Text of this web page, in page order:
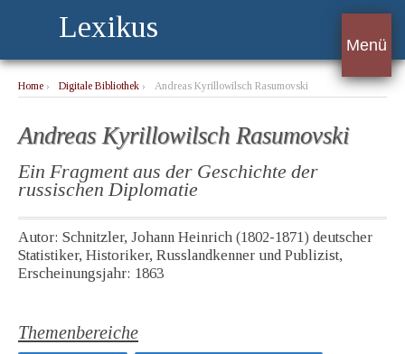
Lexikus
Menü
Home › Digitale Bibliothek › Andreas Kyrillowilsch Rasumovski
Andreas Kyrillowilsch Rasumovski
Ein Fragment aus der Geschichte der
russischen Diplomatie
Autor: Schnitzler, Johann Heinrich (1802-1871) deutscher
Statistiker, Historiker, Russlandkenner und Publizist,
Erscheinungsjahr: 1863
Themenbereiche